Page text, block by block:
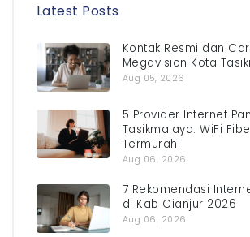
Latest Posts
Kontak Resmi dan
Megavision Kota
Aug 05, 2026
5 Provider Internet
Tasikmalaya: WiFi
Termurah!
Aug 06, 2026
7 Rekomendasi
di Kab Cianjur 2026
Aug 06, 2026